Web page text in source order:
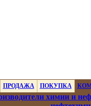
ПРОДАЖА ПОКУПКА
химии и